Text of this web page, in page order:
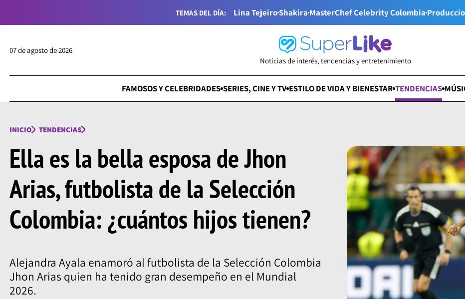
TEMAS DEL DÍA: Lina TejeiroShakiraMasterChef Celebrity Colombia
07 de agosto de 2026
Noticias de interés, tendencias y entretenimiento
FAMOSOS Y CELEBRIDADES SERIES, CINE Y TV ESTILO DE VIDA Y BIENESTAR TENDENCIAS
INICIO TENDENCIAS
Ella es la bella esposa de Jhon
Arias, futbolista de la Selección
Colombia: ¿cuántos hijos tienen?
Alejandra Ayala enamoró al futbolista de la Selección Colombia
Jhon Arias quien ha tenido gran desempeño en el Mundial
2026.